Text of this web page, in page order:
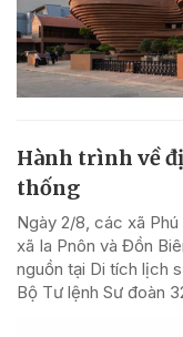
Hành trình về
thống
Ngày 2/8, các xã
xã Ia Pnôn và Đồn
nguồn tại Di tích lịch
Bộ Tư lệnh Sư đoàn